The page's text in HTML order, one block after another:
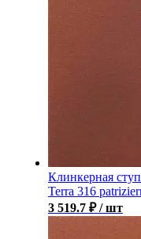
Клинкерная
Terra 316
3 519.7 ₽ / шт